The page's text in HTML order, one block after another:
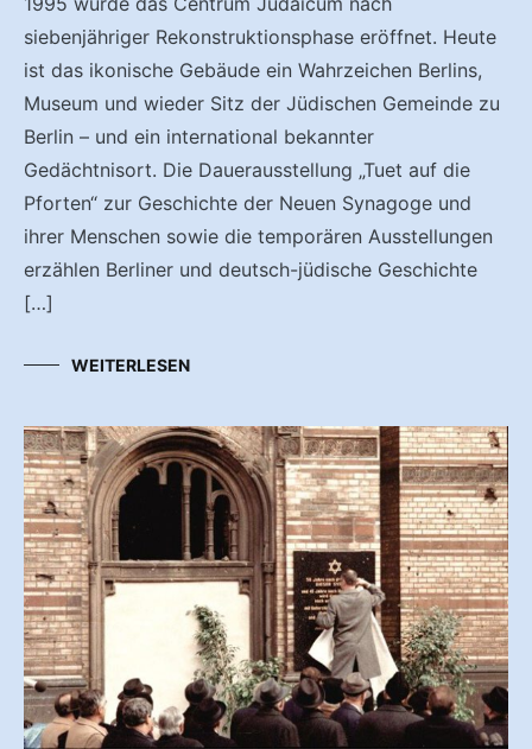
siebenjähriger Rekonstruktionsphase eröffnet. Heute
ist das ikonische Gebäude ein Wahrzeichen Berlins,
Museum und wieder Sitz der Jüdischen Gemeinde zu
Berlin – und ein international bekannter
Gedächtnisort. Die Dauerausstellung „Tuet auf die
Pforten“ zur Geschichte der Neuen Synagoge und
ihrer Menschen sowie die temporären Ausstellungen
erzählen Berliner und deutsch-jüdische Geschichte
[…]
WEITERLESEN